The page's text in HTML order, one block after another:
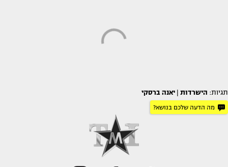
תגיות: הישרדות יאנה ברסקי
מה הדעה שלכם בנושא?